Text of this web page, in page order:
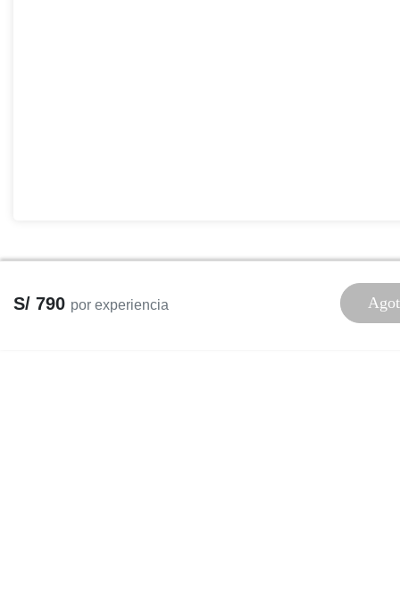
S/ 790 por experiencia